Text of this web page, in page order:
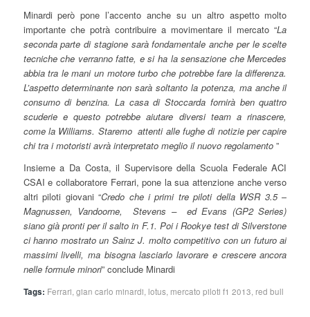
Minardi però pone l’accento anche su un altro aspetto molto
importante che potrà contribuire a movimentare il mercato “La
seconda parte di stagione sarà fondamentale anche per le scelte
tecniche che verranno fatte, e si ha la sensazione che Mercedes
abbia tra le mani un motore turbo che potrebbe fare la differenza.
L’aspetto determinante non sarà soltanto la potenza, ma anche il
consumo di benzina. La casa di Stoccarda fornirà ben quattro
scuderie e questo potrebbe aiutare diversi team a rinascere,
come la Williams. Staremo attenti alle fughe di notizie per capire
chi tra i motoristi avrà interpretato meglio il nuovo regolamento ”
Insieme a Da Costa, il Supervisore della Scuola Federale ACI
CSAI e collaboratore Ferrari, pone la sua attenzione anche verso
altri piloti giovani “Credo che i primi tre piloti della WSR 3.5 –
Magnussen, Vandoorne, Stevens – ed Evans (GP2 Series)
siano già pronti per il salto in F.1. Poi i Rookye test di Silverstone
ci hanno mostrato un Sainz J. molto competitivo con un futuro ai
massimi livelli, ma bisogna lasciarlo lavorare e crescere ancora
nelle formule minori” conclude Minardi
Tags: Ferrari gian carlo minardi lotus, mercato piloti f1 2013 red bull